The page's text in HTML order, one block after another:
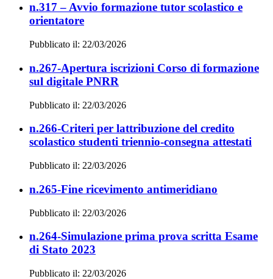
n.317 – Avvio formazione tutor scolastico e
orientatore
Pubblicato il: 22/03/2026
n.267-Apertura iscrizioni Corso di formazione
sul digitale PNRR
Pubblicato il: 22/03/2026
n.266-Criteri per lattribuzione del credito
scolastico studenti triennio-consegna attestati
Pubblicato il: 22/03/2026
n.265-Fine ricevimento antimeridiano
Pubblicato il: 22/03/2026
n.264-Simulazione prima prova scritta Esame
di Stato 2023
Pubblicato il: 22/03/2026